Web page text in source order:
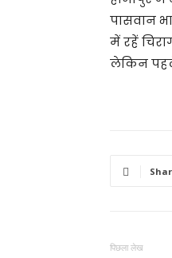
पासवान
में रहें
लेकिन
पिछला लेख